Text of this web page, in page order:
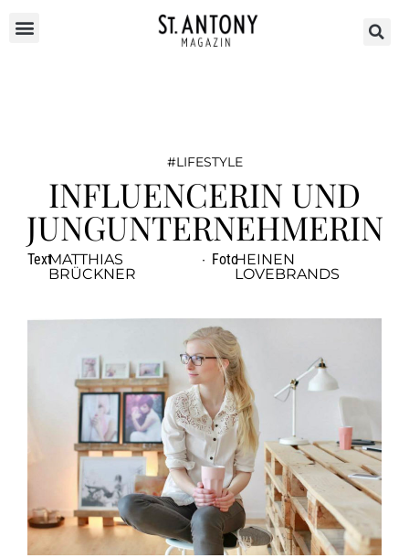
LIFESTYLE
INFLUENCERIN UND
JUNGUNTERNEHMERIN
TextMATTHIAS
BRÜCKNER
· FotoHEINEN
LOVEBRANDS